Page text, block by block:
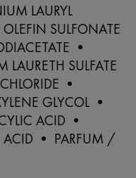
LAURYL
SULFONATE
•
SULFATE
•
GLYCOL •
ACID •
ACID • PARFUM /